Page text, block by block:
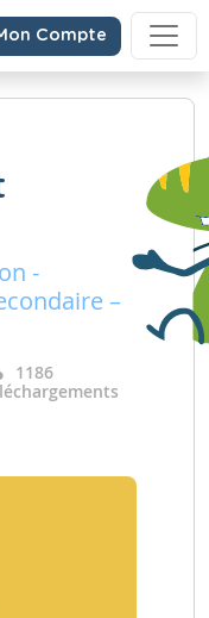
Compte
-
–
1186